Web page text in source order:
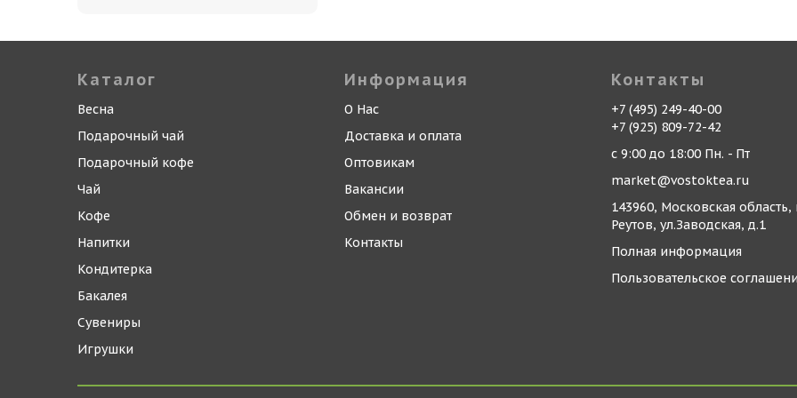
Каталог
Весна
Подарочный чай
Подарочный кофе
Чай
Кофе
Напитки
Кондитерка
Бакалея
Сувениры
Игрушки
Информация
О Нас
Доставка и оплата
Оптовикам
Вакансии
Обмен и возврат
Контакты
Контакты
+7 (495) 249-40-00
+7 (925) 809-72-42
с 9:00 до 18:00 Пн. - Пт
market@vostoktea.ru
143960, Московская область,
Реутов, ул.Заводская, д.1
Полная информация
Пользовательское